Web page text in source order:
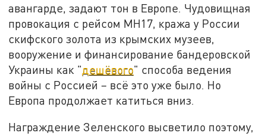
авангарде, задают тон в Европе. Чудовищная
провокация с рейсом MH17, кража у России
скифского золота из крымских музеев,
вооружение и финансирование бандеровской
Украины как "дешёвого" способа ведения
войны с Россией – всё это уже было. Но
Европа продолжает катиться вниз.
Награждение Зеленского высветило поэтому,